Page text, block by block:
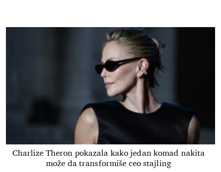
Charlize Theron pokazala kako jedan komad nakita
može da transformiše ceo stajling